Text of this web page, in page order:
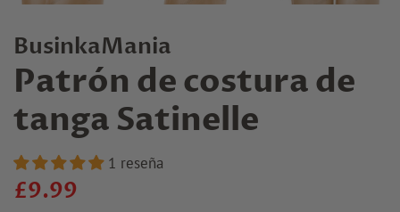
BusinkaMania
Patrón de costura de
tanga Satinelle
1 reseña
Precio
£9.99